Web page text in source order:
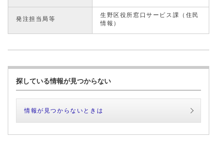
発注担当局等
生野区役所窓口サービス課（住民
情報）
探している情報が見つからない
情報が見つからないときは